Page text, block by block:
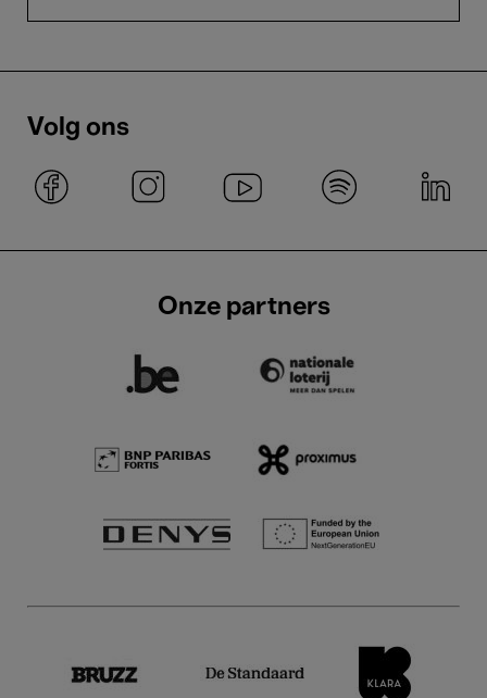
Volg ons
Onze partners